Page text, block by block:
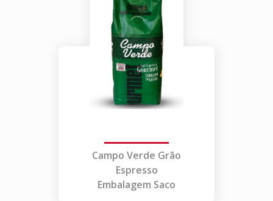
Campo Verde Grão
Espresso
Embalagem Saco